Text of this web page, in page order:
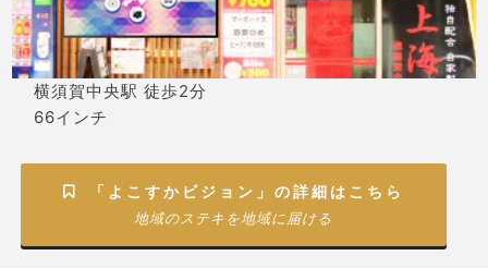
横須賀中央駅 徒歩2分
66インチ
 「よこすかビジョン」の詳細はこちら
地域のステキを地域に届ける